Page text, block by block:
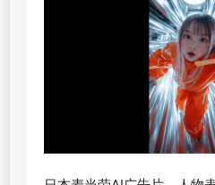
典型案例就是日本麦当劳在
动推出AI广告片，除了出现
础错误外，整个广告片也被
少亲和感、动作违和，甚至
德基卧底拍的广告”。